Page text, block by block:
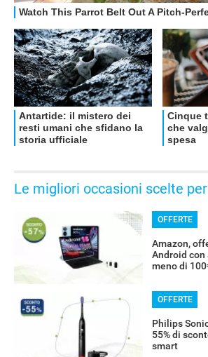
Le migliori occasioni scelte
OFFERTE
Amazon,
Android con
meno di
OFFERTE
Philips
55% di
smart